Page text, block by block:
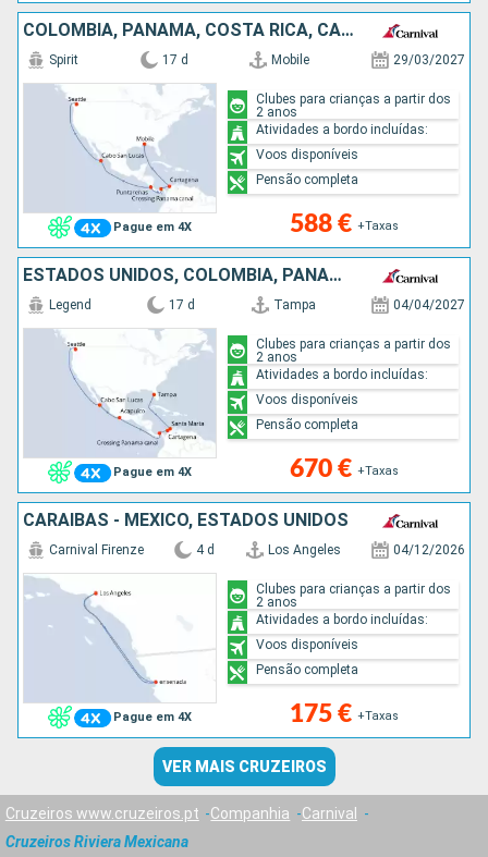
COLÔMBIA, PANAMA, COSTA RICA, CARAIBAS - MEXICO, ESTADOS UNIDOS
Pague em 4X
Spirit 17 d Mobile 29/03/2027
588 € +Taxas
Clubes para crianças a partir dos
2 anos
Atividades a bordo incluídas:
Voos disponíveis
Pensão completa
ESTADOS UNIDOS, COLÔMBIA, PANAMA, CARAIBAS - MEXICO
Pague em 4X
Legend 17 d Tampa 04/04/2027
670 € +Taxas
Clubes para crianças a partir dos
2 anos
Atividades a bordo incluídas:
Voos disponíveis
Pensão completa
CARAIBAS - MEXICO, ESTADOS UNIDOS
Pague em 4X
Carnival Firenze 4 d Los Angeles 04/12/2026
175 € +Taxas
Clubes para crianças a partir dos
2 anos
Atividades a bordo incluídas:
Voos disponíveis
Pensão completa
VER MAIS CRUZEIROS
Cruzeiros www.cruzeiros.pt Companhia
Carnival
Cruzeiros Riviera Mexicana